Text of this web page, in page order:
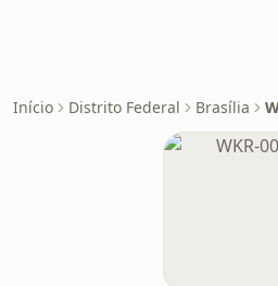
Início Distrito Federal Brasília